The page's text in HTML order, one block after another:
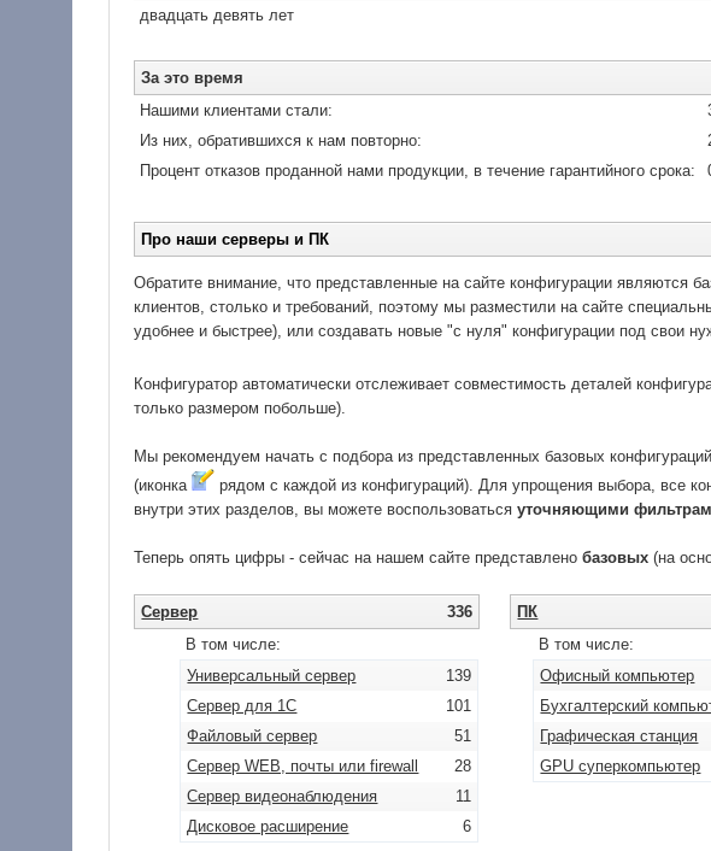
двадцать девять лет
За это время
Нашими клиентами стали:
Из них, обратившихся к нам повторно:
Процент отказов проданной нами продукции, в течение гарантийного срока:
Про наши серверы и ПК
Обратите внимание, что представленные на сайте конфигурации являются
клиентов, столько и требований, поэтому мы разместили на сайте
удобнее и быстрее), или создавать новые "с нуля" конфигурации под свои
Конфигуратор автоматически отслеживает совместимость деталей
только размером побольше).
Мы рекомендуем начать с подбора из представленных базовых
(иконка
рядом с каждой из конфигураций). Для упрощения выбора, все
внутри этих разделов, вы можете воспользоватьсяуточняющими
Теперь опять цифры - сейчас на нашем сайте представленобазовых (на
Сервер
336
В том числе:
Универсальный сервер
139
Сервер для 1С
101
Файловый сервер
51
Сервер WEB, почты или firewall
28
Сервер видеонаблюдения
11
Дисковое расширение
6
ПК
В том числе:
Офисный компьютер
Бухгалтерский
Графическая станция
GPU суперкомпьютер